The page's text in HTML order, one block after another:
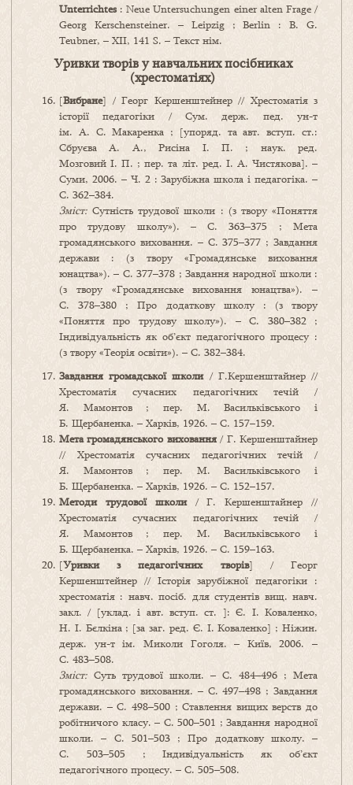
Unterrichtes: Neue Untersuchungen einer alten Frage /
Georg Kerschensteiner. – Leipzig ; Berlin : B. G.
Teubner, – XII, 141 S. – Текст нім.
Уривки творів у навчальних посібниках
(хрестоматіях)
[Вибране] / Георг Кершенштейнер // Хрестоматія з
історії педагогіки / Сум. держ. пед. ун-т
ім. А. С. Макаренка ; [упоряд. та авт. вступ. ст.:
Сбруєва А. А., Рисіна І. П. ; наук. ред.
Мозговий І. П. ; пер. та літ. ред. І. А. Чистякова]. –
Суми, 2006. – Ч. 2 : Зарубіжна школа і педагогіка. –
С. 362–384.
Зміст: Сутність трудової школи : (з твору «Поняття
про трудову школу»). – С. 363–375 ; Мета
громадянського виховання. – С. 375–377 ; Завдання
держави : (з твору «Громадянське виховання
юнацтва»). – С. 377–378 ; Завдання народної школи :
(з твору «Громадянське виховання юнацтва»). –
С. 378–380 ; Про додаткову школу : (з твору
«Поняття про трудову школу»). – С. 380–382 ;
Індивідуальність як об’єкт педагогічного процесу :
(з твору «Теорія освіти»). – С. 382–384.
Завдання громадської школи/ Г.Кершенштайнер //
Хрестоматія сучасних педагогічних течій /
Я. Мамонтов ; пер. М. Васильківського і
Б. Щербаненка. – Харків, 1926. – С. 157–159.
Мета громадянського виховання/ Г. Кершенштайнер
// Хрестоматія сучасних педагогічних течій /
Я. Мамонтов ; пер. М. Васильківського і
Б. Щербаненка. – Харків, 1926. – С. 152–157.
Методи трудової школи/ Г. Кершенштайнер //
Хрестоматія сучасних педагогічних течій /
Я. Мамонтов ; пер. М. Васильківського і
Б. Щербаненка. – Харків, 1926. – С. 159–163.
[Уривки з педагогічних творів] / Георг
Кершенштейнер // Історія зарубіжної педагогіки :
хрестоматія : навч. посіб. для студентів вищ. навч.
закл. / [уклад. і авт. вступ. ст. ]: Є. І. Коваленко,
Н. І. Бєлкіна ; [за заг. ред. Є. І. Коваленко] ; Ніжин.
держ. ун-т ім. Миколи Гоголя. – Київ, 2006. –
С. 483–508.
Зміст: Суть трудової школи. – С. 484–496 ; Мета
громадянського виховання. – С. 497–498 ; Завдання
держави. – С. 498–500 ; Ставлення вищих верств до
робітничого класу. – С. 500–501 ; Завдання народної
школи. – С. 501–503 ; Про додаткову школу. –
С. 503–505 ; Індивідуальність як об’єкт
педагогічного процесу. – С. 505–508.